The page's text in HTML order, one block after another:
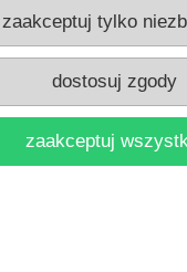
/ Georges - Oliver
zaakceptuj tylko
dostosuj zgody
zaakceptuj